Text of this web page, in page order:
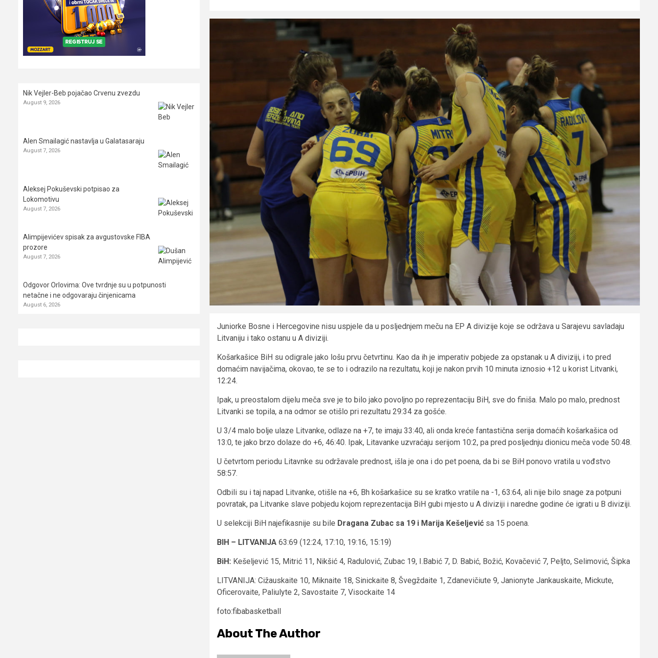
Juniorke Bosne i Hercegovine nisu uspjele da u posljednjem meču na EP A divizije koje se održava u Sarajevu savladaju
Litvaniju i tako ostanu u A diviziji.
Košarkašice BiH su odigrale jako lošu prvu četvrtinu. Kao da ih je imperativ pobjede za opstanak u A diviziji, i to pred
domaćim navijačima, okovao, te se to i odrazilo na rezultatu, koji je nakon prvih 10 minuta iznosio +12 u korist Litvanki,
12:24.
Ipak, u preostalom dijelu meča sve je to bilo jako povoljno po reprezentaciju BiH, sve do finiša. Malo po malo, prednost
Litvanki se topila, a na odmor se otišlo pri rezultatu 29:34 za gošće.
U 3/4 malo bolje ulaze Litvanke, odlaze na +7, te imaju 33:40, ali onda kreće fantastična serija domaćih košarkašica od
13:0, te jako brzo dolaze do +6, 46:40. Ipak, Litavanke uzvraćaju serijom 10:2, pa pred posljednju dionicu meča vode 50:48.
U četvrtom periodu Litavnke su održavale prednost, išla je ona i do pet poena, da bi se BiH ponovo vratila u vođstvo
58:57.
Odbili su i taj napad Litvanke, otišle na +6, Bh košarkašice su se kratko vratile na -1, 63:64, ali nije bilo snage za potpuni
povratak, pa Litvanke slave pobjedu kojom reprezentacija BiH gubi mjesto u A diviziji i naredne godine će igrati u B diviziji.
U selekciji BiH najefikasnije su bile Dragana Zubac sa 19 i Marija Kešeljević sa 15 poena.
BIH – LITVANIJA 63:69 (12:24, 17:10, 19:16, 15:19)
BiH: Kešeljević 15, Mitrić 11, Nikšić 4, Radulović, Zubac 19, I.Babić 7, D. Babić, Božić, Kovačević 7, Peljto, Selimović, Šipka
LITVANIJA: Cižauskaite 10, Miknaite 18, Sinickaite 8, Švegždaite 1, Zdanevičiute 9, Janionyte Jankauskaite, Mickute,
Oficerovaite, Paliulyte 2, Savostaite 7, Visockaite 14
foto:fibabasketball
About The Author
Nik Vejler-Beb pojačao Crvenu zvezdu
August 9, 2026
Alen Smailagić nastavlja u Galatasaraju
August 7, 2026
Aleksej Pokuševski potpisao za
Lokomotivu
August 7, 2026
Alimpijevićev spisak za avgustovske FIBA
prozore
August 7, 2026
Odgovor Orlovima: ​Ove tvrdnje su u potpunosti
netačne i ne odgovaraju činjenicama
August 6, 2026